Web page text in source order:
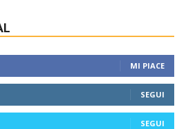
MI PIACE
SEGUI
SEGUI